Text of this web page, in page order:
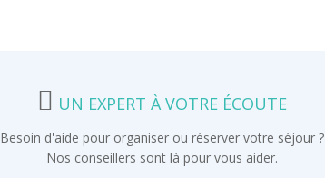
UN EXPERT À VOTRE ÉCOUTE
Besoin d'aide pour organiser ou réserver votre séjour ?
Nos conseillers sont là pour vous aider.